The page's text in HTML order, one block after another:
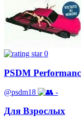
0
PSDM
@psdm18 -
Для Взрослых